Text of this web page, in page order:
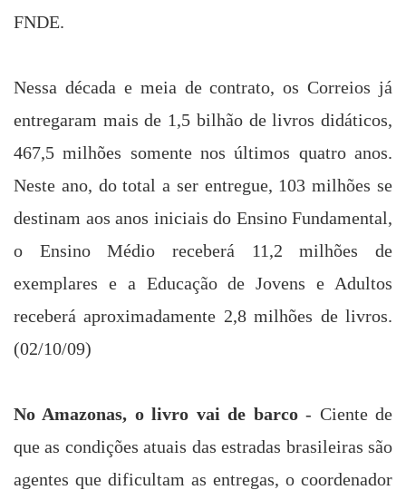
FNDE.
Nessa década e meia de contrato, os Correios já
entregaram mais de 1,5 bilhão de livros didáticos,
467,5 milhões somente nos últimos quatro anos.
Neste ano, do total a ser entregue, 103 milhões se
destinam aos anos iniciais do Ensino Fundamental,
o Ensino Médio receberá 11,2 milhões de
exemplares e a Educação de Jovens e Adultos
receberá aproximadamente 2,8 milhões de livros.
(02/10/09)
No Amazonas, o livro vai de barco- Ciente de
que as condições atuais das estradas brasileiras são
agentes que dificultam as entregas, o coordenador